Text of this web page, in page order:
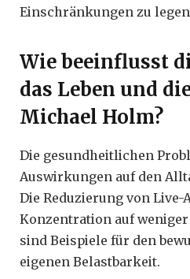
Einschränkungen zu
Wie beeinflusst
das Leben und
Michael Holm?
Die gesundheitlichen
Auswirkungen auf den
Die Reduzierung von
Konzentration auf
sind Beispiele für den
eigenen Belastbarkeit.